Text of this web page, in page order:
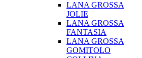
LANA GROSSA
JOLIE
LANA GROSSA
FANTASIA
LANA GROSSA
GOMITOLO